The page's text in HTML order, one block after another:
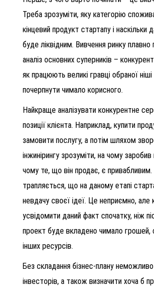
Треба зрозуміти, яку категорію
кінцевий продукт стартапу і наскільки
буде ліквідним. Вивчення ринку плавно
аналіз основних суперників –
як працюють великі гравці обраної
почерпнути чимало корисного.
Найкраще аналізувати конкурентне
позиції клієнта. Наприклад, купити
замовити послугу, а потім шляхом
інжинірингу зрозуміти, на чому
чому те, що він продає, є привабливим.
трапляється, що на даному етапі
невдачу своєї ідеї. Це неприємно, але
усвідомити даний факт спочатку, ніж
проект буде вкладено чимало грошей,
інших ресурсів.
Без складання бізнес-плану
інвесторів, а також визначити хоча б